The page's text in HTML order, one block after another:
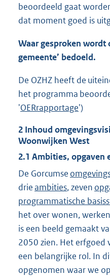
beoordeeld gaat
dat moment goed is
Waar gesproken wordt
gemeente’ bedoeld.
De OZHZ heeft de
het programma
'OERrapportage')
2 Inhoud
Woonwijken West
2.1 Ambities, opgaven
De Gorcumse
drieambities, zeven
programmatische
het over wonen,
is een beeld gemaakt
2050 zien. Het erfgoed
een belangrijke rol. In
opgenomen waar we